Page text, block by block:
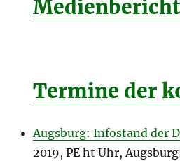
Termine der
Augsburg: Infostand der
2019, PE ht Uhr,